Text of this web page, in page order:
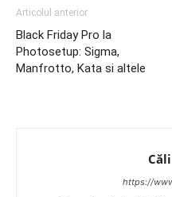
Articolul anterior
Black Friday Pro la
Photosetup: Sigma,
Manfrotto, Kata si altele
https://